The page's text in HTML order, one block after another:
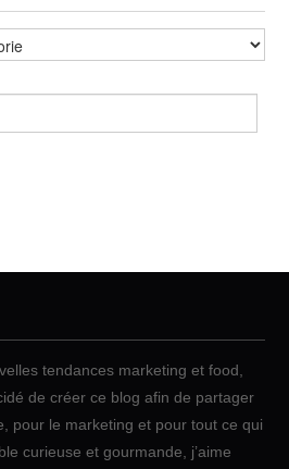
tendances marketing et food,
de créer ce blog afin de partager
pour le marketing et pour tout ce qui
curieuse et gourmande, j’aime